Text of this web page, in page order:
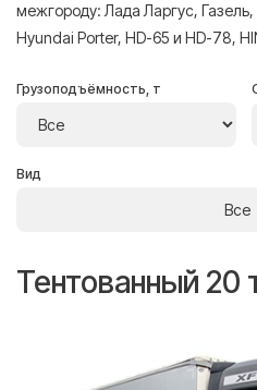
межгороду: Лада Ларгус,
Hyundai Porter, HD-65 и HD-78,
Грузоподъёмность, т
Вид
Тентованный 20